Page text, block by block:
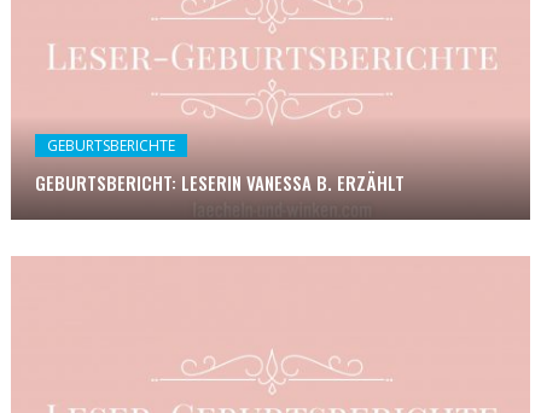
GEBURTSBERICHTE
GEBURTSBERICHT: LESERIN VANESSA B. ERZÄHLT